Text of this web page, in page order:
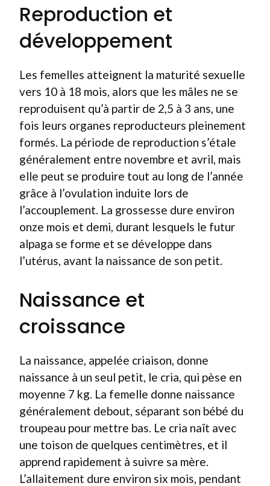
Reproduction et
développement
Les femelles atteignent la maturité sexuelle
vers 10 à 18 mois, alors que les mâles ne se
reproduisent qu’à partir de 2,5 à 3 ans, une
fois leurs organes reproducteurs pleinement
formés. La période de reproduction s’étale
généralement entre novembre et avril, mais
elle peut se produire tout au long de l’année
grâce à l’ovulation induite lors de
l’accouplement. La grossesse dure environ
onze mois et demi, durant lesquels le futur
alpaga se forme et se développe dans
l’utérus, avant la naissance de son petit.
Naissance et
croissance
La naissance, appelée criaison, donne
naissance à un seul petit, le cria, qui pèse en
moyenne 7 kg. La femelle donne naissance
généralement debout, séparant son bébé du
troupeau pour mettre bas. Le cria naît avec
une toison de quelques centimètres, et il
apprend rapidement à suivre sa mère.
L’allaitement dure environ six mois, pendant